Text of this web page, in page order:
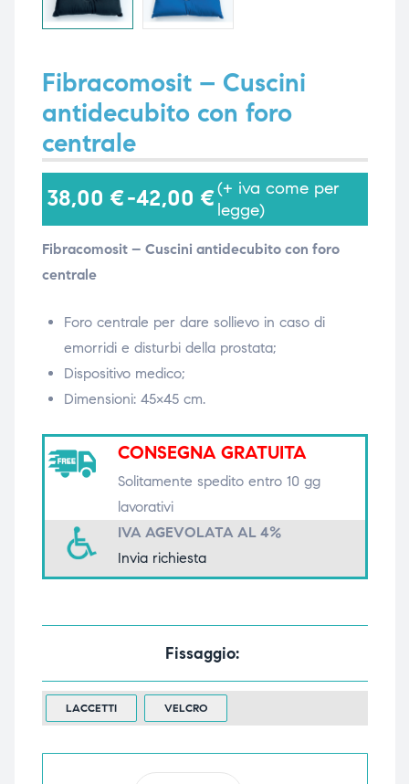
Fibracomosit – Cuscini
antidecubito con foro
centrale
38,00 €-42,00 €(+ iva come per
legge)
Fibracomosit – Cuscini antidecubito con foro
centrale
Foro centrale per dare sollievo in caso di
emorridi e disturbi della prostata;
Dispositivo medico;
Dimensioni: 45×45 cm.
CONSEGNA GRATUITA
Solitamente spedito entro 10 gg
lavorativi
IVA AGEVOLATA AL 4%
Invia richiesta
Fissaggio
LACCETTI VELCRO